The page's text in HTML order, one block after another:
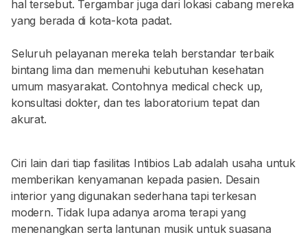
hal tersebut. Tergambar juga dari lokasi cabang mereka
yang berada di kota-kota padat.
Seluruh pelayanan mereka telah berstandar terbaik
bintang lima dan memenuhi kebutuhan kesehatan
umum masyarakat. Contohnya medical check up,
konsultasi dokter, dan tes laboratorium tepat dan
akurat.
Ciri lain dari tiap fasilitas Intibios Lab adalah usaha untuk
memberikan kenyamanan kepada pasien. Desain
interior yang digunakan sederhana tapi terkesan
modern. Tidak lupa adanya aroma terapi yang
menenangkan serta lantunan musik untuk suasana